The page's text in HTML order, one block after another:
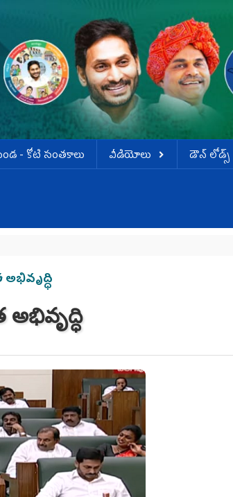
- కోటి సంత‌కాలు వీడియోలు డౌన్ లోడ్స్
అభివృద్ధి
అభివృద్ధి